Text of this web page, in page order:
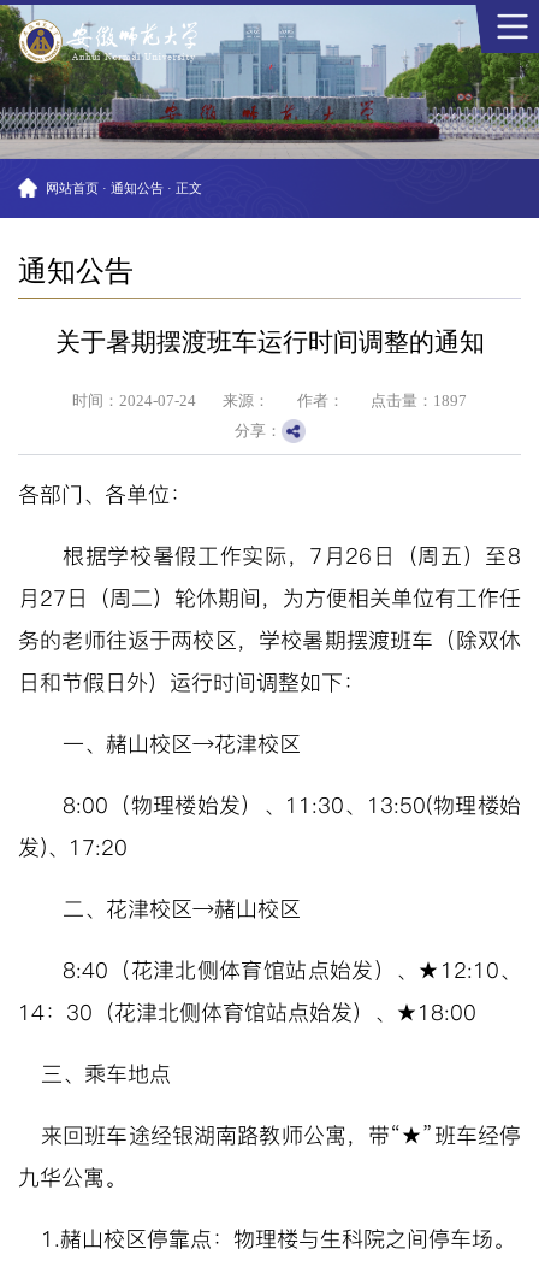
网站首页 · 通知公告 · 正文
通知公告
关于暑期摆渡班车运行时间调整的通知
时间：2024-07-24 来源： 作者： 点击量： 1897
分享：
各部门、各单位：
根据学校暑假工作实际， 7月26日 （周五） 至8
月27日（周二）轮休期间，为方便相关单位有工作任
务的老师往返于两校区，学校暑期摆渡班车（ 除双休
日和节假日外） 运行时间调整如下：
一、 赭山校区→花津校区
8:00（物理楼始发）、11:30、 13:50(物理楼始
发)、17:20
二、 花津校区→赭山校区
8:40（花津北侧体育馆站点始发）、★12:10、
14： 30 （花津北侧体育馆站点始发）、 ★18:00
三、 乘车地点
来回班车途经银湖南路教师公寓，带“★”班车经停
九华公寓。
1.赭山校区停靠点：物理楼与生科院之间停车场。